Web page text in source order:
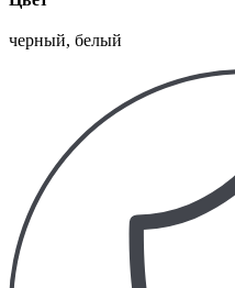
черный, белый